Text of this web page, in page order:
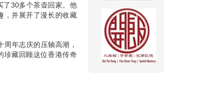
了30多个茶壶回家。他
，并展开了漫长的收藏
年志庆的压轴高潮，
珍藏回顾这位香港传奇